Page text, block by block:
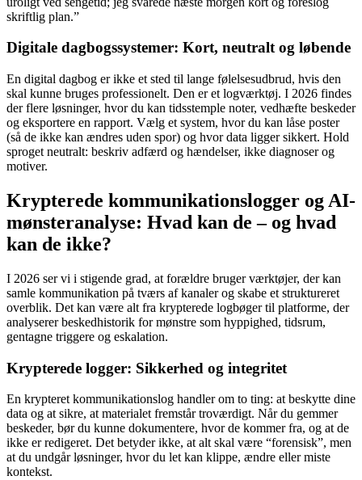
skriftlig plan.”
Digitale dagbogssystemer: Kort, neutralt og løbende
En digital dagbog er ikke et sted til lange følelsesudbrud, hvis den
skal kunne bruges professionelt. Den er et logværktøj. I 2026 findes
der flere løsninger, hvor du kan tidsstemple noter, vedhæfte beskeder
og eksportere en rapport. Vælg et system, hvor du kan låse poster
(så de ikke kan ændres uden spor) og hvor data ligger sikkert. Hold
sproget neutralt: beskriv adfærd og hændelser, ikke diagnoser og
motiver.
Krypterede kommunikationslogger og AI-
mønsteranalyse: Hvad kan de – og hvad
kan de ikke?
I 2026 ser vi i stigende grad, at forældre bruger værktøjer, der kan
samle kommunikation på tværs af kanaler og skabe et struktureret
overblik. Det kan være alt fra krypterede logbøger til platforme, der
analyserer beskedhistorik for mønstre som hyppighed, tidsrum,
gentagne triggere og eskalation.
Krypterede logger: Sikkerhed og integritet
En krypteret kommunikationslog handler om to ting: at beskytte dine
data og at sikre, at materialet fremstår troværdigt. Når du gemmer
beskeder, bør du kunne dokumentere, hvor de kommer fra, og at de
ikke er redigeret. Det betyder ikke, at alt skal være “forensisk”, men
at du undgår løsninger, hvor du let kan klippe, ændre eller miste
kontekst.